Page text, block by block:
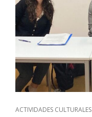
CAT
ACTIVIDADES CULTURALES